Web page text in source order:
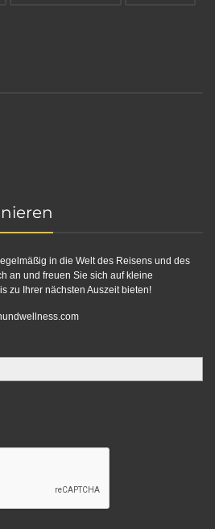
in die Welt des Reisens und des
an und freuen Sie sich auf kleine
zu Ihrer nächsten Auszeit bieten!